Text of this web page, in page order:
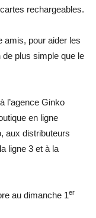
rechargeables.
amis, pour aider les
plus simple que le
l’agence Ginko
en ligne
aux distributeurs
ligne 3 et à la
au dimanche 1er